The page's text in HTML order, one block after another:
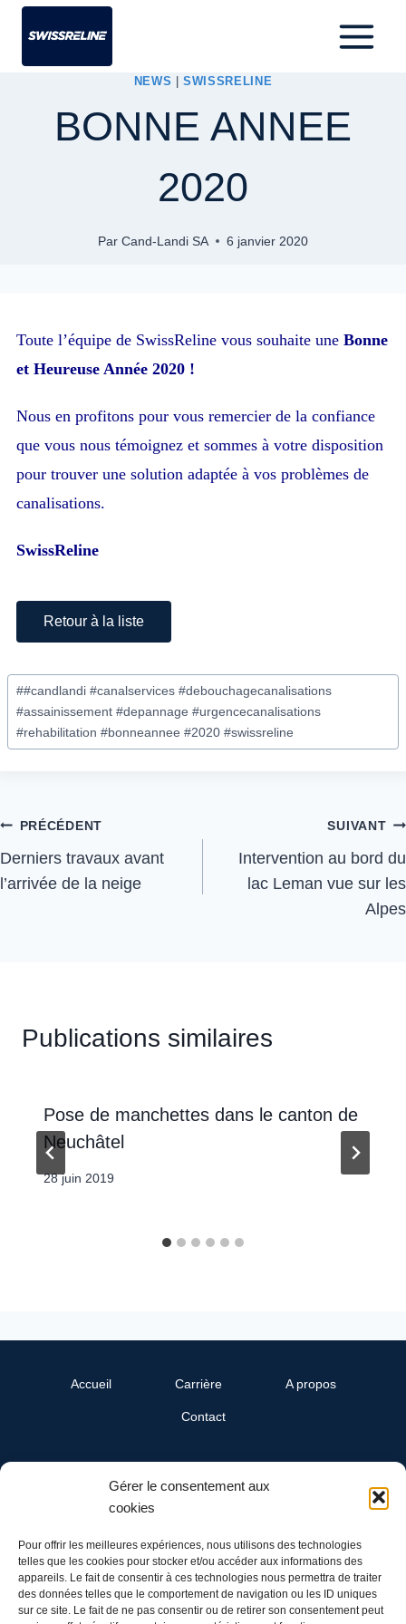
Gérer le consentement aux
cookies
Pour offrir les meilleures expériences, nous utilisons des technologies
telles que les cookies pour stocker et/ou accéder aux informations des
appareils. Le fait de consentir à ces technologies nous permettra de traiter
des données telles que le comportement de navigation ou les ID uniques
sur ce site. Le fait de ne pas consentir ou de retirer son consentement peut
NEWS |SWISSRELINE
BONNE ANNEE
2020
Par Cand-Landi SA 6 janvier 2020
Toute l’équipe de SwissReline vous souhaite une Bonne
et Heureuse Année 2020 !
Nous en profitons pour vous remercier de la confiance
que vous nous témoignez et sommes à votre disposition
pour trouver une solution adaptée à vos problèmes de
canalisations.
SwissReline
Retour à la liste
##candlandi #canalservices #debouchagecanalisations
#assainissement #depannage #urgencecanalisations
#rehabilitation #bonneannee #2020 #swissreline
PRÉCÉDENT
Derniers travaux avant
l’arrivée de la neige
SUIVANT
Intervention au bord du
lac Leman vue sur les
Alpes
Publications similaires
Pose de manchettes dans le canton de
Neuchâtel
28 juin 2019
Accueil Carrière A propos
Contact
SwissReline
Un département Cand-Landi SA
1422 Grandson
Tél: 024 445 00 90
Mail: info@swissreline.ch